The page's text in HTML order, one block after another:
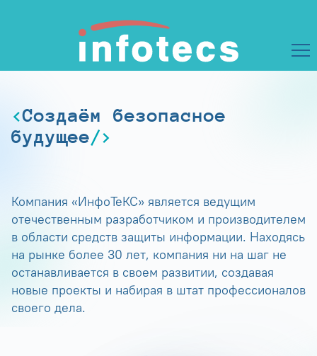
Создаём безопасное
будущее
Компания «ИнфоТеКС» является ведущим
отечественным разработчиком и производителем
в области средств защиты информации. Находясь
на рынке более 30 лет, компания ни на шаг не
останавливается в своем развитии, создавая
новые проекты и набирая в штат профессионалов
своего дела.